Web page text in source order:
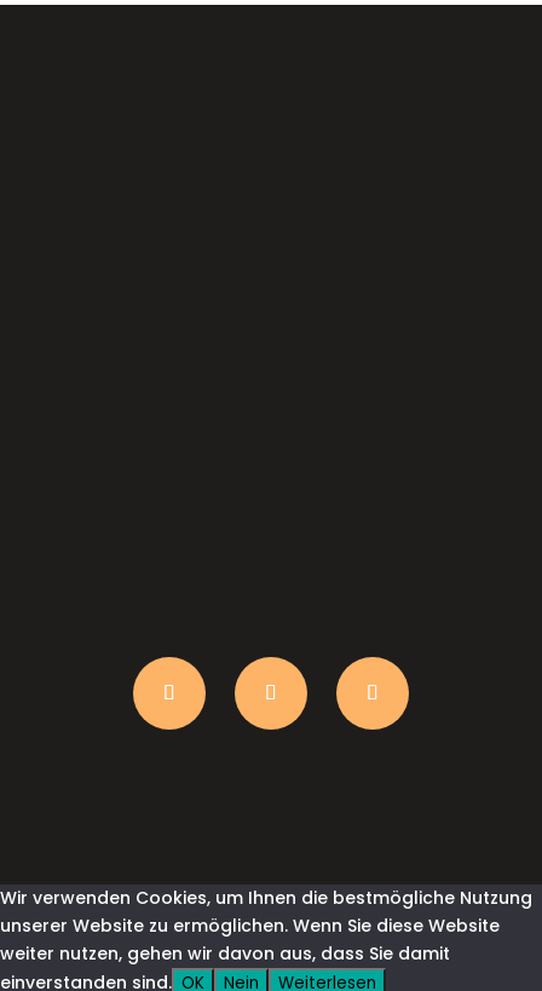
Wir verwenden Cookies, um Ihnen die bestmögliche Nutzung
unserer Website zu ermöglichen. Wenn Sie diese Website
weiter nutzen, gehen wir davon aus, dass Sie damit
einverstanden sind. OK Nein Weiterlesen